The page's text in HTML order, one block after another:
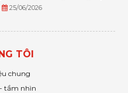
25/06/2026
TÔI
chung
tầm nhìn